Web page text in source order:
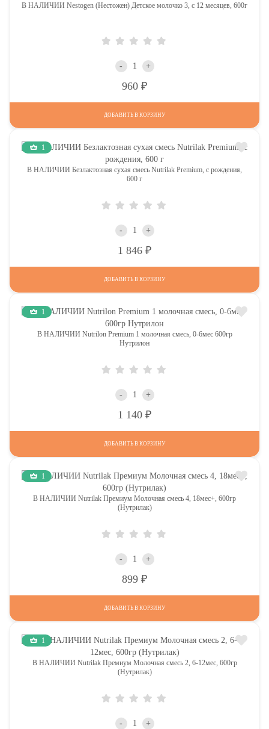
В НАЛИЧИИ Nestogen (Нестожен) Детское молочко 3, c 12 месяцев, 600г
- +
960
ДОБАВИТЬ В КОРЗИНУ
1
В НАЛИЧИИ Безлактозная сухая смесь Nutrilak Premium, с рождения,
600 г
- +
1 846
ДОБАВИТЬ В КОРЗИНУ
1
В НАЛИЧИИ Nutrilon Premium 1 молочная смесь, 0-6мес 600гр
Нутрилон
- +
1 140
ДОБАВИТЬ В КОРЗИНУ
1
В НАЛИЧИИ Nutrilak Премиум Молочная смесь 4, 18мес+, 600гр
(Нутрилак)
- +
899
ДОБАВИТЬ В КОРЗИНУ
1
В НАЛИЧИИ Nutrilak Премиум Молочная смесь 2, 6-12мес, 600гр
(Нутрилак)
- +